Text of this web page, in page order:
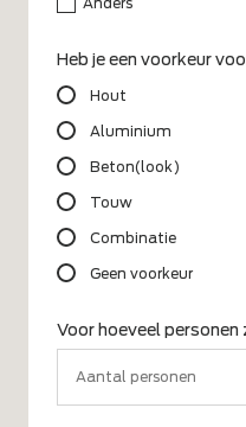
Heb je een voorkeur
Hout
Aluminium
Beton(look)
Touw
Combinatie
Geen voorkeur
Voor hoeveel personen